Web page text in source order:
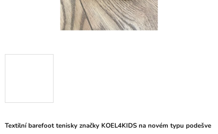
Textilní barefoot tenisky značky KOEL4KIDS na novém typu podešve